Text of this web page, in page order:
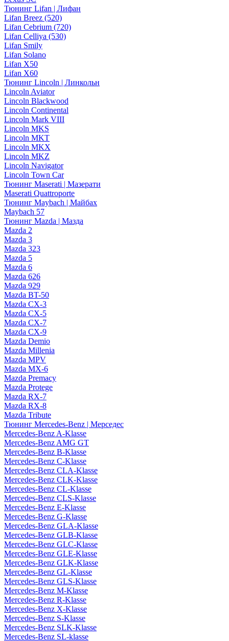
Тюнинг Lifan | Лифан
Lifan Breez (520)
Lifan Cebrium (720)
Lifan Celliya (530)
Lifan Smily
Lifan Solano
Lifan X50
Lifan X60
Тюнинг Lincoln | Линкольн
Lincoln Aviator
Lincoln Blackwood
Lincoln Continental
Lincoln Mark VIII
Lincoln MKS
Lincoln MKT
Lincoln MKX
Lincoln MKZ
Lincoln Navigator
Lincoln Town Car
Тюнинг Maserati | Мазерати
Maserati Quattroporte
Тюнинг Maybach | Майбах
Maybach 57
Тюнинг Mazda | Мазда
Mazda 2
Mazda 3
Mazda 323
Mazda 5
Mazda 6
Mazda 626
Mazda 929
Mazda BT-50
Mazda CX-3
Mazda CX-5
Mazda CX-7
Mazda CX-9
Mazda Demio
Mazda Millenia
Mazda MPV
Mazda MX-6
Mazda Premacy
Mazda Protege
Mazda RX-7
Mazda RX-8
Mazda Tribute
Тюнинг Mercedes-Benz | Мерседес
Mercedes-Benz A-Klasse
Mercedes-Benz AMG GT
Mercedes-Benz B-Klasse
Mercedes-Benz C-Klasse
Mercedes-Benz CLA-Klasse
Mercedes-Benz CLK-Klasse
Mercedes-Benz CL-Klasse
Mercedes-Benz CLS-Klasse
Mercedes-Benz E-Klasse
Mercedes-Benz G-Klasse
Mercedes-Benz GLA-Klasse
Mercedes-Benz GLB-Klasse
Mercedes-Benz GLC-Klasse
Mercedes-Benz GLE-Klasse
Mercedes-Benz GLK-Klasse
Mercedes-Benz GL-Klasse
Mercedes-Benz GLS-Klasse
Mercedes-Benz M-Klasse
Mercedes-Benz R-Klasse
Mercedes-Benz X-Klasse
Mercedes-Benz S-Klasse
Mercedes-Benz SLK-Klasse
Mercedes-Benz SL-klasse